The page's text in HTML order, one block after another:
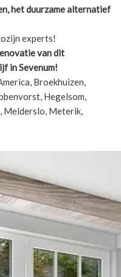
het duurzame alternatief
experts!
van dit
in Sevenum!
Broekhuizen,
Hegelsom,
Melderslo, Meterik,